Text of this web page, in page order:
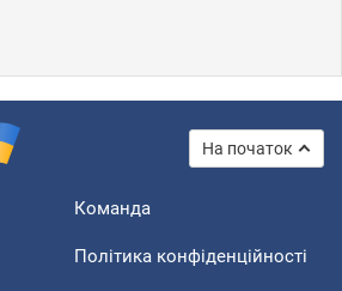
На початок
Команда
Політика конфіденційності